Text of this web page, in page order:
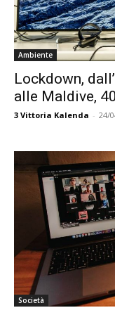
Ambiente
Lockdown,
alle Maldive,
3 Vittoria Kalenda - 24/
Società